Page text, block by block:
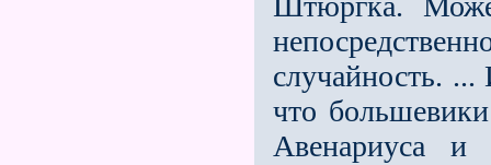
случайность.
что
Авенариуса и